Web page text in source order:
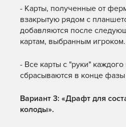
- Карты, полученные от
взакрытую рядом с
добавляются после
картам, выбранным игроком.
- Все карты с "руки" каждого
сбрасываются в конце фазы
Вариант 3: «Драфт для
колоды».